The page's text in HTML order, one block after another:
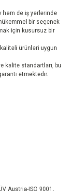
hem de iş yerlerinde
bir seçenek
için kusursuz bir
kaliteli ürünleri uygun
kalite standartları, bu
etmektedir.
Austria-ISO 9001,